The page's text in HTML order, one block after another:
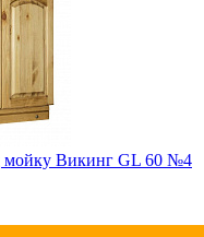
мойку Викинг GL 60 №4